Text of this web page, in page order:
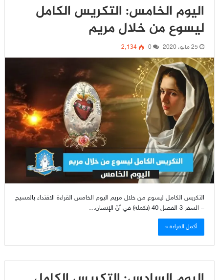
اليوم الخامس: التكريس الكامل
ليسوع من خلال مريم
25 مايو، 2020 0 2٬134
التكريس الكامل ليسوع من خلال مريم اليوم الخامس القراءة الاقتداء بالمسيح
– السفر 3 الفصل 40 (تكملة) في أنّ الإنسان…
أكمل القراءة »